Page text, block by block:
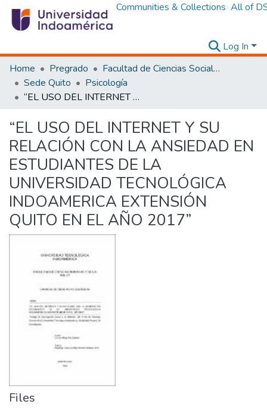
Communities & Collections All of
Log In
Home
Pregrado
Facultad de Ciencias Sociales y Humanas
Sede Quito
Psicología
“EL USO DEL INTERNET Y SU RELACIÓN CON LA ANSIEDAD EN ESTUDIANTES DE LA UNIVERSIDAD TECNOLÓGICA INDOAMERICA EXTENSIÓN QUITO EN EL AÑO 2017”
“EL USO DEL INTERNET Y SU
RELACIÓN CON LA ANSIEDAD EN
ESTUDIANTES DE LA
UNIVERSIDAD TECNOLÓGICA
INDOAMERICA EXTENSIÓN
QUITO EN EL AÑO 2017”
Files